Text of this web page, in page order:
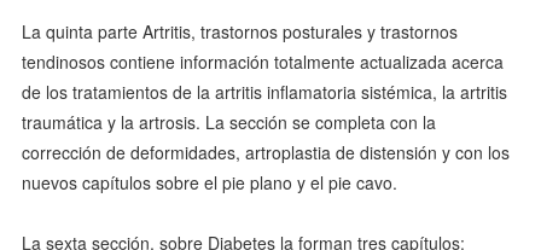
La quinta parte Artritis, trastornos posturales y trastornos
tendinosos contiene información totalmente actualizada acerca
de los tratamientos de la artritis inflamatoria sistémica, la artritis
traumática y la artrosis. La sección se completa con la
corrección de deformidades, artroplastia de distensión y con los
nuevos capítulos sobre el pie plano y el pie cavo.
La sexta sección, sobre Diabetes la forman tres capítulos: